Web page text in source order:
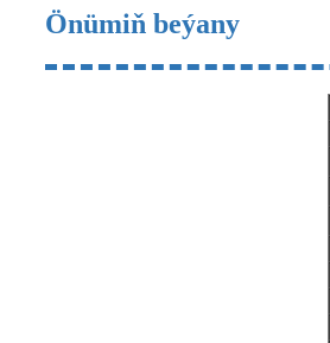
Önümiň beýany